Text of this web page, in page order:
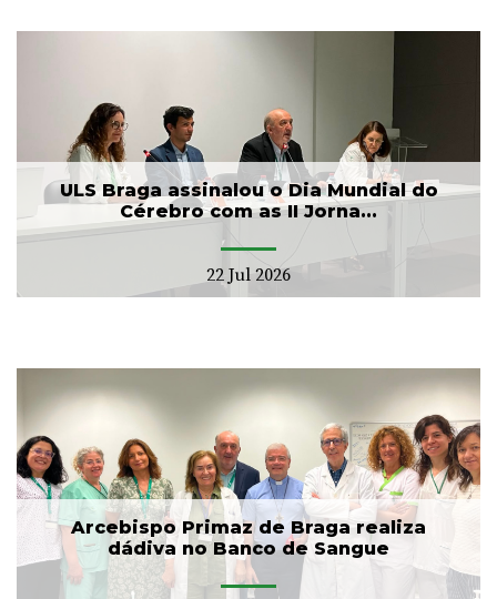
ULS Braga assinalou o Dia Mundial do
Cérebro com as II Jorna...
22 Jul 2026
Arcebispo Primaz de Braga realiza
dádiva no Banco de Sangue